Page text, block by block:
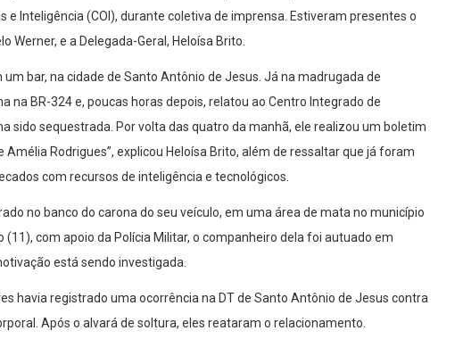
e Inteligência (COI), durante coletiva de imprensa. Estiveram presentes o
Werner, e a Delegada-Geral, Heloísa Brito.
bar, na cidade de Santo Antônio de Jesus. Já na madrugada de
na BR-324 e, poucas horas depois, relatou ao Centro Integrado de
sido sequestrada. Por volta das quatro da manhã, ele realizou um boletim
Rodrigues”, explicou Heloísa Brito, além de ressaltar que já foram
com recursos de inteligência e tecnológicos.
no banco do carona do seu veículo, em uma área de mata no município
(11), com apoio da Polícia Militar, o companheiro dela foi autuado em
está sendo investigada.
havia registrado uma ocorrência na DT de Santo Antônio de Jesus contra
Após o alvará de soltura, eles reataram o relacionamento.